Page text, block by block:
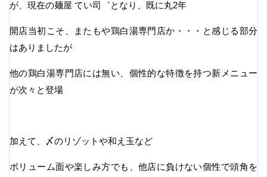
が、現在の麺屋 てい司゛となり、既に丸2年
開店当初こそ、またもや鶏白湯専門店か・・・と感じる部分
はありましたが
他の鶏白湯専門店には無い、個性的な特徴を持つ新メニュー
が次々と登場
加えて、〆のリゾットや和え玉など
ボリューム面や楽しみ方でも、他店に負けない個性で頭角を